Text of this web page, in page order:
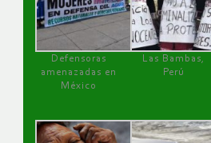
Defensoras
amenazadas en
México
Las Bambas,
Perú